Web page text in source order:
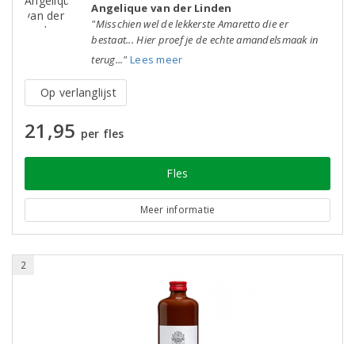
Angelique van der Linden
"Misschien wel de lekkerste Amaretto die er
bestaat... Hier proef je de echte amandelsmaak in
terug..." Lees meer
Op verlanglijst
21,95 per fles
Fles
Meer informatie
2